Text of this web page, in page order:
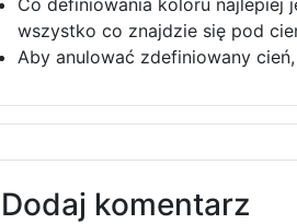
Co definiowania koloru najlepiej
wszystko co znajdzie się pod
Aby anulować zdefiniowany
Dodaj komentarz